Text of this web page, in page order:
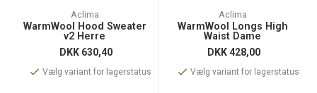
Aclima
WarmWool Hood Sweater
v2 Herre
DKK 630,40
Vælg variant for lagerstatus
Aclima
WarmWool Longs High
Waist Dame
DKK428,00
Vælg variant for lagerstatus